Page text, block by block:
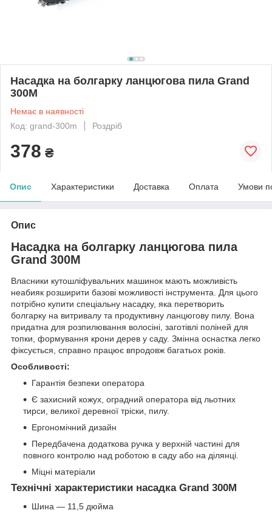
Насадка на болгарку ланцюгова пила Grand
300M
Немає в наявності
Код: grand-300m
Роздріб
378 ₴
Опис Характеристики Доставка Оплата Умови
Опис
Насадка на болгарку ланцюгова пила
Grand 300M
Власники кутошліфувальних машинок мають можливість
неабияк розширити базові можливості інструмента. Для цього
потрібно купити спеціальну насадку, яка перетворить
болгарку на витривалу та продуктивну ланцюгову пилу. Вона
придатна для розпилювання волосіні, заготівлі поліней для
топки, формування крони дерев у саду. Змінна оснастка легко
фіксується, справно працює впродовж багатьох років.
Особливості:
Гарантія безпеки оператора
Є захисний кожух, оградний оператора від льотних
тирси, великої деревної тріски, пилу.
Ергономічний дизайн
Передбачена додаткова ручка у верхній частині для
повного контролю над роботою в саду або на ділянці.
Міцні матеріали
Технічні характеристики насадка Grand 300M
Шина — 11,5 дюйма